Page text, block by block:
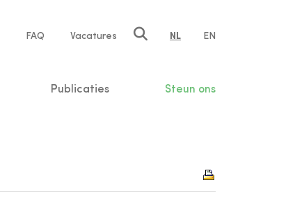
FAQ Vacatures NL EN
Publicaties Steun ons